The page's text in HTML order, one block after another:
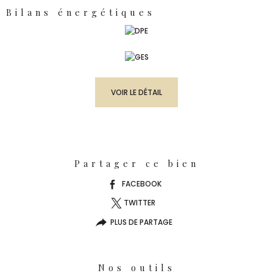
Bilans énergétiques
VOIR LE DÉTAIL
Partager ce bien
FACEBOOK
TWITTER
PLUS DE PARTAGE
Nos outils